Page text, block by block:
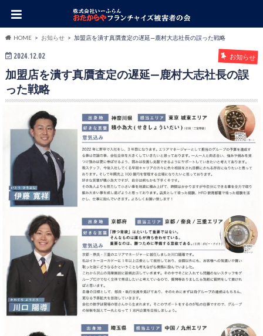
HOME お知らせ 加盟店を潰す真贋査定の遅延—鹿村大志社長の誤った戦略
2024.12.02 お知らせ
加盟店を潰す真贋査定の遅延—鹿村大志社長の誤
った戦略